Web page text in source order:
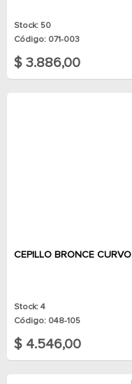
Stock: 50
Código: 071-003
$ 3.886,00
CEPILLO BRONCE CURVO
Stock: 4
Código: 048-105
$ 4.546,00